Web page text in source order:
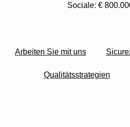
Sociale: €
Arbeiten Sie mit uns
Qualitätsstrategien